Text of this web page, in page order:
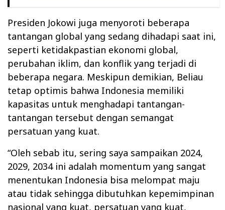
Presiden Jokowi juga menyoroti beberapa
tantangan global yang sedang dihadapi saat ini,
seperti ketidakpastian ekonomi global,
perubahan iklim, dan konflik yang terjadi di
beberapa negara. Meskipun demikian, Beliau
tetap optimis bahwa Indonesia memiliki
kapasitas untuk menghadapi tantangan-
tantangan tersebut dengan semangat
persatuan yang kuat.
“Oleh sebab itu, sering saya sampaikan 2024,
2029, 2034 ini adalah momentum yang sangat
menentukan Indonesia bisa melompat maju
atau tidak sehingga dibutuhkan kepemimpinan
nasional yang kuat, persatuan yang kuat,